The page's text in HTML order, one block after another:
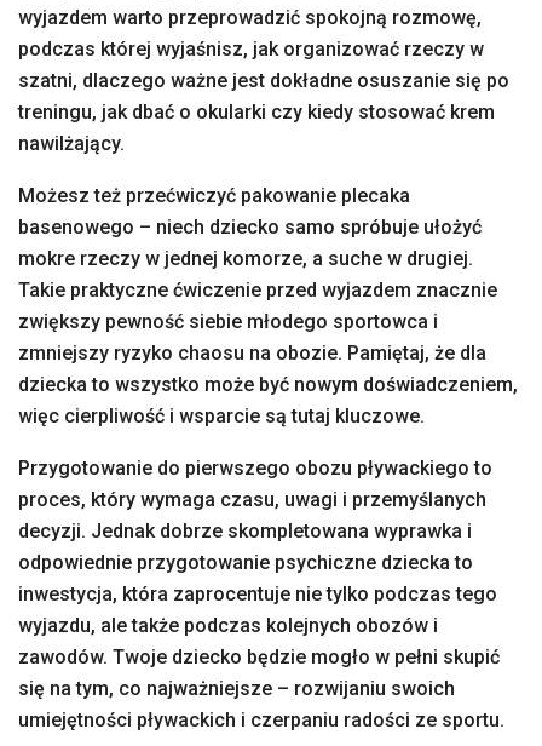
wyjazdem warto przeprowadzić spokojną rozmowę,
podczas której wyjaśnisz, jak organizować rzeczy w
szatni, dlaczego ważne jest dokładne osuszanie się po
treningu, jak dbać o okularki czy kiedy stosować krem
nawilżający.
Możesz też przećwiczyć pakowanie plecaka
basenowego – niech dziecko samo spróbuje ułożyć
mokre rzeczy w jednej komorze, a suche w drugiej.
Takie praktyczne ćwiczenie przed wyjazdem znacznie
zwiększy pewność siebie młodego sportowca i
zmniejszy ryzyko chaosu na obozie. Pamiętaj, że dla
dziecka to wszystko może być nowym doświadczeniem,
więc cierpliwość i wsparcie są tutaj kluczowe.
Przygotowanie do pierwszego obozu pływackiego to
proces, który wymaga czasu, uwagi i przemyślanych
decyzji. Jednak dobrze skompletowana wyprawka i
odpowiednie przygotowanie psychiczne dziecka to
inwestycja, która zaprocentuje nie tylko podczas tego
wyjazdu, ale także podczas kolejnych obozów i
zawodów. Twoje dziecko będzie mogło w pełni skupić
się na tym, co najważniejsze – rozwijaniu swoich
umiejętności pływackich i czerpaniu radości ze sportu.